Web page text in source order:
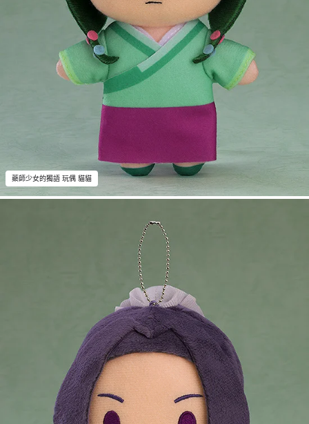
藥師少女的獨語 玩偶 貓貓